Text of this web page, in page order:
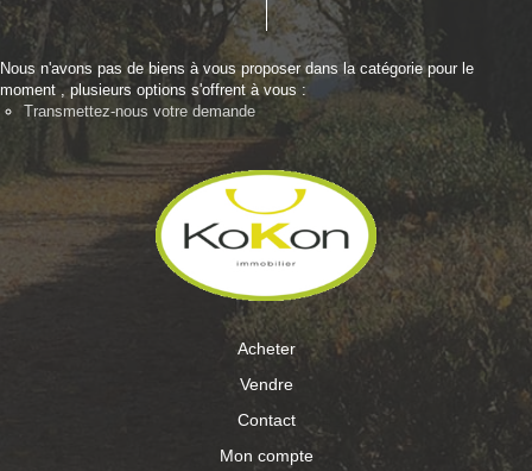
Nous n'avons pas de biens à vous proposer dans la catégorie pour le
moment , plusieurs options s'offrent à vous :
Transmettez-nous votre demande
Acheter
Vendre
Contact
Mon compte